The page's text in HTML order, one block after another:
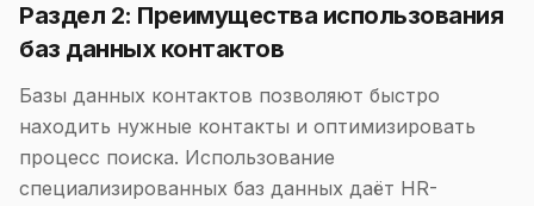
Раздел 2: Преимущества использования
баз данных контактов
Базы данных контактов позволяют быстро
находить нужные контакты и оптимизировать
процесс поиска. Использование
специализированных баз данных даёт HR-